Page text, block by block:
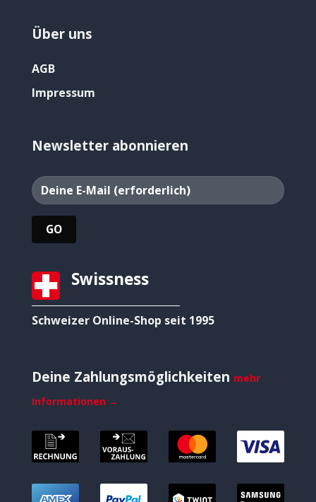
Über uns
AGB
Impressum
Newsletter abonnieren
Swissness
Schweizer Online-Shop seit 1995
Deine Zahlungsmöglichkeiten mehr
Informationen →